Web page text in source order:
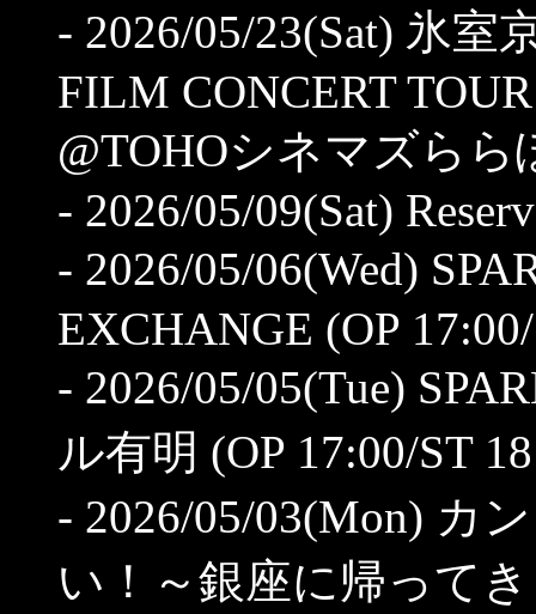
- 2026/05/23(Sat) 氷室
FILM CONCERT
@TOHOシネマズらら
- 2026/05/09(Sat)
- 2026/05/06(Wed)
EXCHANGE (OP
- 2026/05/05(Tue)
ル有明 (OP 17:00/ST
- 2026/05/03(Mon) カ
い！～銀座に帰って